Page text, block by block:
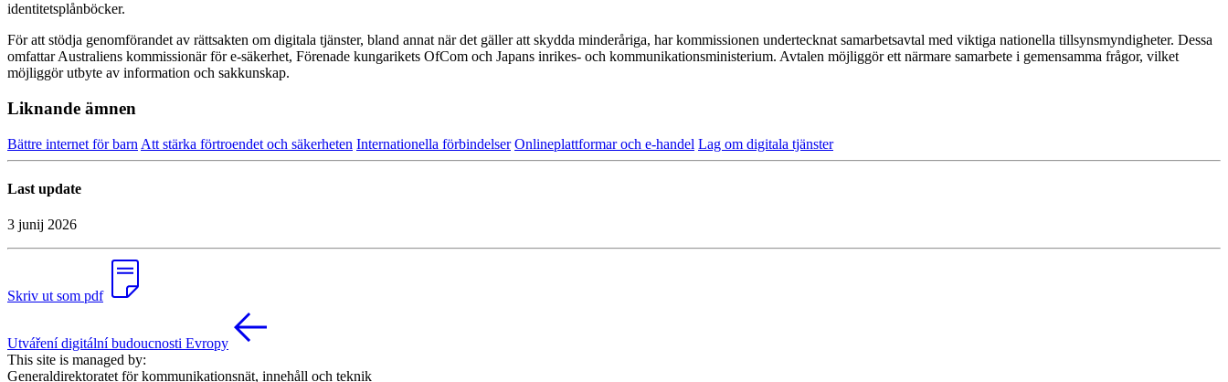
identitetsplånböcker.
För att stödja genomförandet av rättsakten om digitala tjänster, bland annat när det gäller att skydda minderåriga, har kommissionen undertecknat samarbetsavtal med viktiga nationella tillsynsmyndigheter. Dessa
omfattar Australiens kommissionär för e-säkerhet, Förenade kungarikets OfCom och Japans inrikes- och kommunikationsministerium. Avtalen möjliggör ett närmare samarbete i gemensamma frågor, vilket
möjliggör utbyte av information och sakkunskap.
Liknande ämnen
Bättre internet för barn Att stärka förtroendet och säkerheten Internationella förbindelser Onlineplattformar och e-handel Lag om digitala tjänster
Last update
3 junij 2026
Skriv ut som pdf
Utváření digitální budoucnosti Evropy
This site is managed by:
Generaldirektoratet för kommunikationsnät, innehåll och teknik